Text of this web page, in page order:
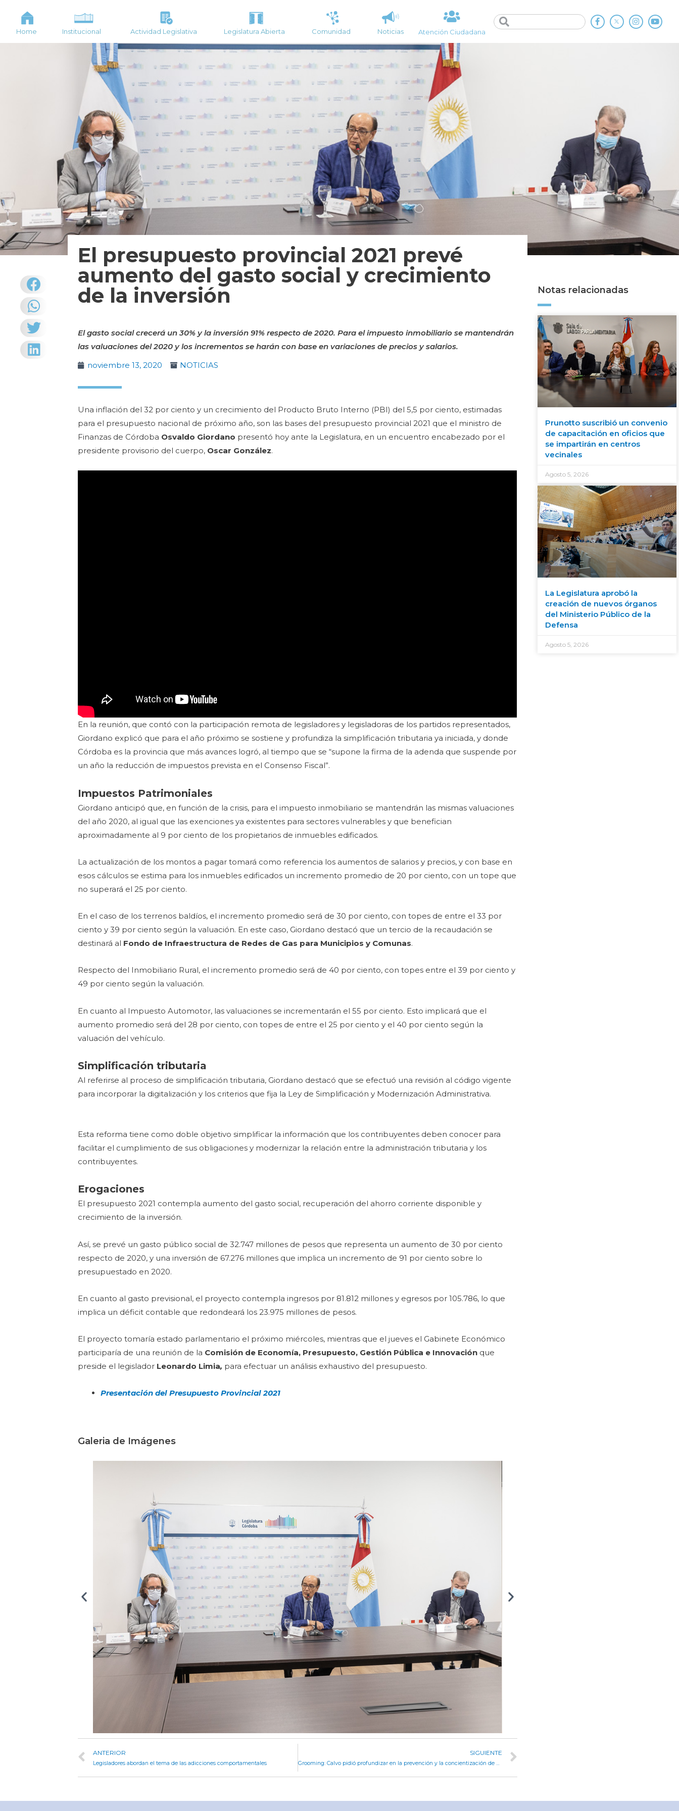
Home Institucional Actividad Legislativa Legislatura Abierta Comunidad Noticias Atención Ciudadana
El presupuesto provincial 2021 prevé
aumento del gasto social y crecimiento
de la inversión
El gasto social crecerá un 30% y la inversión 91% respecto de 2020. Para el impuesto inmobiliario se mantendrán
las valuaciones del 2020 y los incrementos se harán con base en variaciones de precios y salarios.
noviembre 13, 2020
NOTICIAS
Una inflación del 32 por ciento y un crecimiento del Producto Bruto Interno (PBI) del 5,5 por ciento, estimadas
para el presupuesto nacional de próximo año, son las bases del presupuesto provincial 2021 que el ministro de
Finanzas de Córdoba Osvaldo Giordano presentó hoy ante la Legislatura, en un encuentro encabezado por el
presidente provisorio del cuerpo, Oscar González.
En la reunión, que contó con la participación remota de legisladores y legisladoras de los partidos representados,
Giordano explicó que para el año próximo se sostiene y profundiza la simplificación tributaria ya iniciada, y donde
Córdoba es la provincia que más avances logró, al tiempo que se “supone la firma de la adenda que suspende por
un año la reducción de impuestos prevista en el Consenso Fiscal”.
Impuestos Patrimoniales
Giordano anticipó que, en función de la crisis, para el impuesto inmobiliario se mantendrán las mismas valuaciones
del año 2020, al igual que las exenciones ya existentes para sectores vulnerables y que benefician
aproximadamente al 9 por ciento de los propietarios de inmuebles edificados.
La actualización de los montos a pagar tomará como referencia los aumentos de salarios y precios, y con base en
esos cálculos se estima para los inmuebles edificados un incremento promedio de 20 por ciento, con un tope que
no superará el 25 por ciento.
En el caso de los terrenos baldíos, el incremento promedio será de 30 por ciento, con topes de entre el 33 por
ciento y 39 por ciento según la valuación. En este caso, Giordano destacó que un tercio de la recaudación se
destinará al Fondo de Infraestructura de Redes de Gas para Municipios y Comunas.
Respecto del Inmobiliario Rural, el incremento promedio será de 40 por ciento, con topes entre el 39 por ciento y
49 por ciento según la valuación.
En cuanto al Impuesto Automotor, las valuaciones se incrementarán el 55 por ciento. Esto implicará que el
aumento promedio será del 28 por ciento, con topes de entre el 25 por ciento y el 40 por ciento según la
valuación del vehículo.
Simplificación tributaria
Al referirse al proceso de simplificación tributaria, Giordano destacó que se efectuó una revisión al código vigente
para incorporar la digitalización y los criterios que fija la Ley de Simplificación y Modernización Administrativa.
Esta reforma tiene como doble objetivo simplificar la información que los contribuyentes deben conocer para
facilitar el cumplimiento de sus obligaciones y modernizar la relación entre la administración tributaria y los
contribuyentes.
Erogaciones
El presupuesto 2021 contempla aumento del gasto social, recuperación del ahorro corriente disponible y
crecimiento de la inversión.
Así, se prevé un gasto público social de 32.747 millones de pesos que representa un aumento de 30 por ciento
respecto de 2020, y una inversión de 67.276 millones que implica un incremento de 91 por ciento sobre lo
presupuestado en 2020.
En cuanto al gasto previsional, el proyecto contempla ingresos por 81.812 millones y egresos por 105.786, lo que
implica un déficit contable que redondeará los 23.975 millones de pesos.
El proyecto tomaría estado parlamentario el próximo miércoles, mientras que el jueves el Gabinete Económico
participaría de una reunión de la Comisión de Economía, Presupuesto, Gestión Pública e Innovación que
preside el legislador Leonardo Limia, para efectuar un análisis exhaustivo del presupuesto.
Presentación del Presupuesto Provincial 2021
Galeria de Imágenes
ANTERIOR
Legisladores abordan el tema de las adicciones comportamentales
SIGUIENTE
Grooming: Calvo pidió profundizar en la prevención y la concientización de menores
Notas relacionadas
Prunotto suscribió un convenio
de capacitación en oficios que
se impartirán en centros
vecinales
Agosto 5, 2026
La Legislatura aprobó la
creación de nuevos órganos
del Ministerio Público de la
Defensa
Agosto 5, 2026